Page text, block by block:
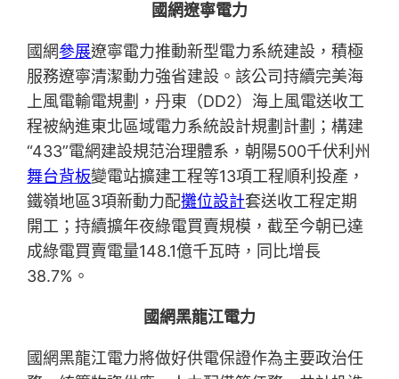
國網遼寧電力
國網參展遼寧電力推動新型電力系統建設，積極
服務遼寧清潔動力強省建設。該公司持續完美海
上風電輸電規劃，丹東（DD2）海上風電送收工
程被納進東北區域電力系統設計規劃計劃；構建
“433”電網建設規范治理體系，朝陽500千伏利州
舞台背板變電站擴建工程等13項工程順利投產，
鐵嶺地區3項新動力配攤位設計套送收工程定期
開工；持續擴年夜綠電買賣規模，截至今朝已達
成綠電買賣電量148.1億千瓦時，同比增長
38.7%。
國網黑龍江電力
國網黑龍江電力將做好供電保證作為主要政治任